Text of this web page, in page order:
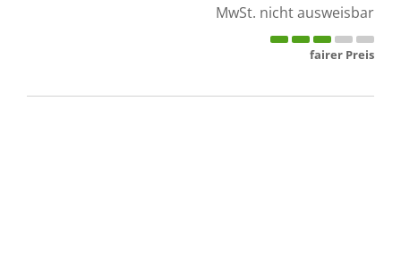
MwSt. nicht ausweisbar
fairer Preis